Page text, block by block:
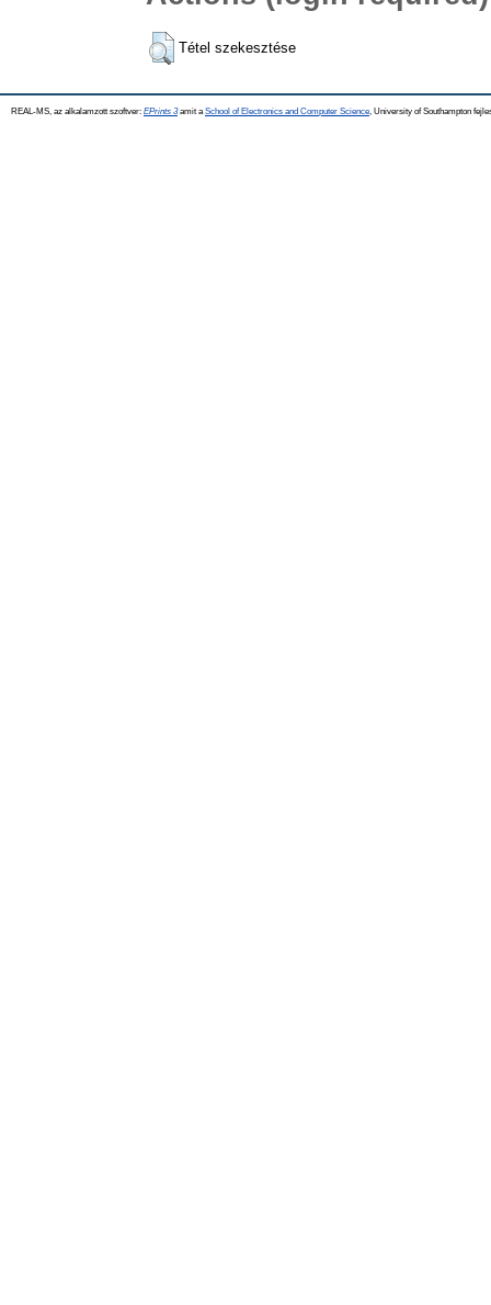
Tétel szekesztése
REAL-MS, az alkalamzott szoftver: EPrints 3amit a School of Electronics and Computer Science , University of Southampton